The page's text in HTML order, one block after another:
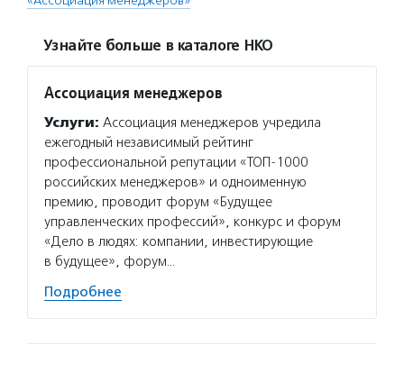
Узнайте больше в каталоге НКО
Ассоциация менеджеров
Услуги: Ассоциация менеджеров учредила
ежегодный независимый рейтинг
профессиональной репутации «ТОП-1000
российских менеджеров» и одноименную
премию, проводит форум «Будущее
управленческих профессий», конкурс и форум
«Дело в людях: компании, инвестирующие
в будущее», форум…
Подробнее